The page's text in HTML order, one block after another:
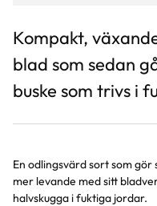
Kompakt,
blad som sedan
buske som trivs i
En odlingsvärd sort som
mer levande med sitt
halvskugga i fuktiga jordar.